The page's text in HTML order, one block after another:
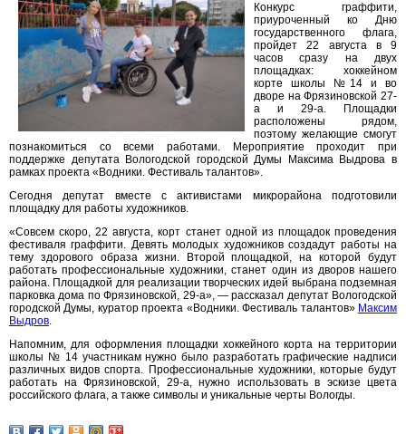
Конкурс граффити,
приуроченный ко Дню
государственного флага,
пройдет 22 августа в 9
часов сразу на двух
площадках: хоккейном
корте школы №14 и во
дворе на Фрязиновской 27-
а и 29-а. Площадки
расположены рядом,
поэтому желающие смогут
познакомиться со всеми работами. Мероприятие проходит при
поддержке депутата Вологодской городской Думы Максима Выдрова в
рамках проекта «Водники. Фестиваль талантов».
Сегодня депутат вместе с активистами микрорайона подготовили
площадку для работы художников.
«Совсем скоро, 22 августа, корт станет одной из площадок проведения
фестиваля граффити. Девять молодых художников создадут работы на
тему здорового образа жизни. Второй площадкой, на которой будут
работать профессиональные художники, станет один из дворов нашего
района. Площадкой для реализации творческих идей выбрана подземная
парковка дома по Фрязиновской, 29-а», — рассказал депутат Вологодской
городской Думы, куратор проекта «Водники. Фестиваль талантов» Максим
Выдров.
Напомним, для оформления площадки хоккейного корта на территории
школы № 14 участникам нужно было разработать графические надписи
различных видов спорта. Профессиональные художники, которые будут
работать на Фрязиновской, 29-а, нужно использовать в эскизе цвета
российского флага, а также символы и уникальные черты Вологды.